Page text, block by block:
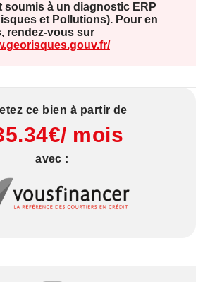
soumis à un diagnostic ERP
et Pollutions). Pour en
rendez-vous sur
ce bien à partir de
mois
avec :